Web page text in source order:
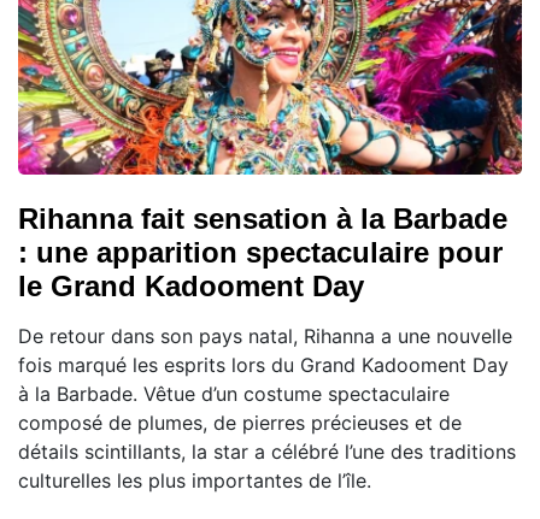
Rihanna fait sensation à la Barbade
: une apparition spectaculaire pour
le Grand Kadooment Day
De retour dans son pays natal, Rihanna a une nouvelle
fois marqué les esprits lors du Grand Kadooment Day
à la Barbade. Vêtue d’un costume spectaculaire
composé de plumes, de pierres précieuses et de
détails scintillants, la star a célébré l’une des traditions
culturelles les plus importantes de l’île.